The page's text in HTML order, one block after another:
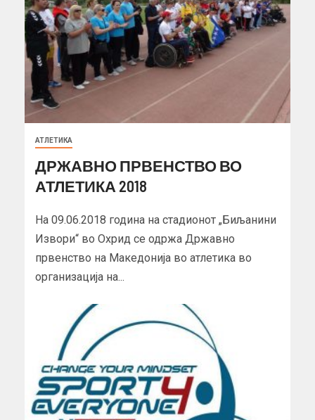
АТЛЕТИКА
ДРЖАВНО ПРВЕНСТВО ВО
АТЛЕТИКА 2018
На 09.06.2018 година на стадионот „Биљанини
Извори“ во Охрид се одржа Државно
првенство на Македонија во атлетика во
организација на...